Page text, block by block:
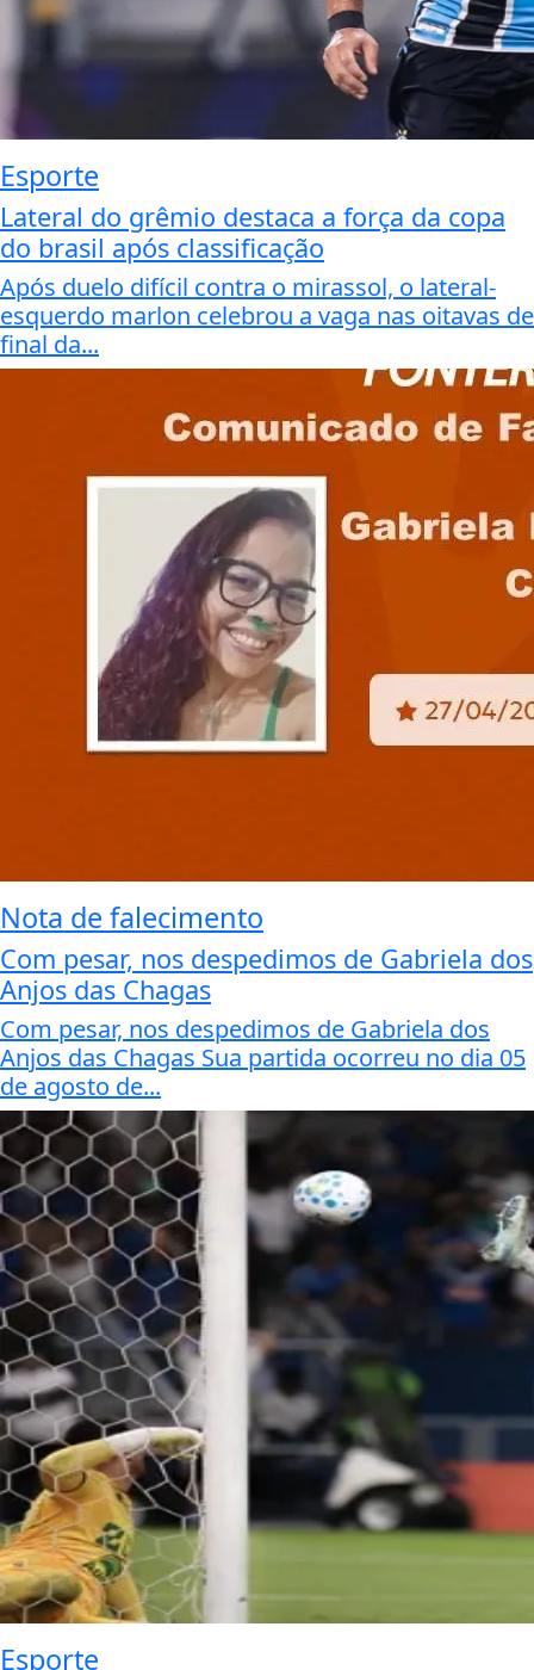
Esporte
Lateral do grêmio destaca a força da copa
do brasil após classificação
Após duelo difícil contra o mirassol, o lateral-
esquerdo marlon celebrou a vaga nas oitavas de
final da...
Nota de falecimento
Com pesar, nos despedimos de Gabriela dos
Anjos das Chagas
Com pesar, nos despedimos de Gabriela dos
Anjos das Chagas Sua partida ocorreu no dia 05
de agosto de...
Esporte